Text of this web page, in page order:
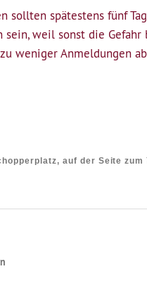
sollten spätestens fünf
sein, weil sonst die Gefahr
weniger Anmeldungen
auf der Seite zum